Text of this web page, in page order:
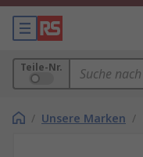
Teile-Nr.
/ Unsere Marken /